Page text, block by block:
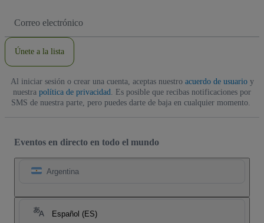
de
Únete a la lista
Al iniciar sesión o crear una cuenta, aceptas nuestro acuerdo de usuarioy
nuestra política de privacidad. Es posible que recibas notificaciones por
SMS de nuestra parte, pero puedes darte de baja en cualquier momento.
Eventos en directo en todo el mundo
Argentina
Español (ES)